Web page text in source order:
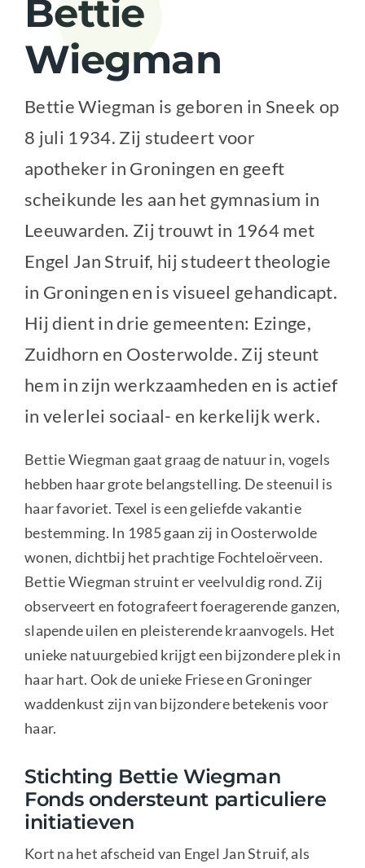
Nieuwsbrief
Bettie
Wiegman
Bettie Wiegman is geboren in Sneek op
8 juli 1934. Zij studeert voor
apotheker in Groningen en geeft
scheikunde les aan het gymnasium in
Leeuwarden. Zij trouwt in 1964 met
Engel Jan Struif, hij studeert theologie
in Groningen en is visueel gehandicapt.
Hij dient in drie gemeenten: Ezinge,
Zuidhorn en Oosterwolde. Zij steunt
hem in zijn werkzaamheden en is actief
in velerlei sociaal- en kerkelijk werk.
Bettie Wiegman gaat graag de natuur in, vogels
hebben haar grote belangstelling. De steenuil is
haar favoriet. Texel is een geliefde vakantie
bestemming. In 1985 gaan zij in Oosterwolde
wonen, dichtbij het prachtige Fochteloërveen.
Bettie Wiegman struint er veelvuldig rond. Zij
observeert en fotografeert foeragerende ganzen,
slapende uilen en pleisterende kraanvogels. Het
unieke natuurgebied krijgt een bijzondere plek in
haar hart. Ook de unieke Friese en Groninger
waddenkust zijn van bijzondere betekenis voor
haar.
Stichting Bettie Wiegman
Fonds ondersteunt particuliere
initiatieven
Kort na het afscheid van Engel Jan Struif, als